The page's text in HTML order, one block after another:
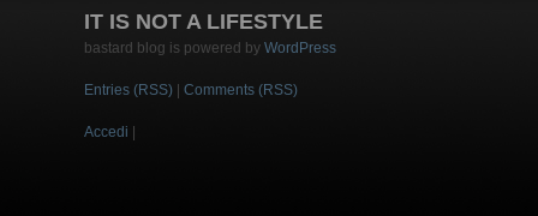
IT IS NOT A LIFESTYLE
bastard blog is powered by WordPress
Entries (RSS) Comments (RSS)
Accedi